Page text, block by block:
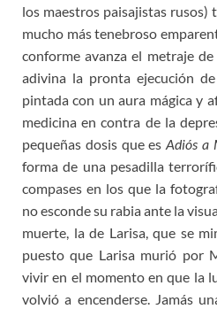
los maestros paisajistas
mucho más tenebroso
conforme avanza el metraje
adivina la pronta ejecución
pintada con un aura mágica y
medicina en contra de la
pequeñas dosis que esAdiós a
forma de una pesadilla
compases en los que la
no esconde su rabia ante la
muerte, la de Larisa, que se
puesto que Larisa murió por
vivir en el momento en que la
volvió a encenderse. Jamás